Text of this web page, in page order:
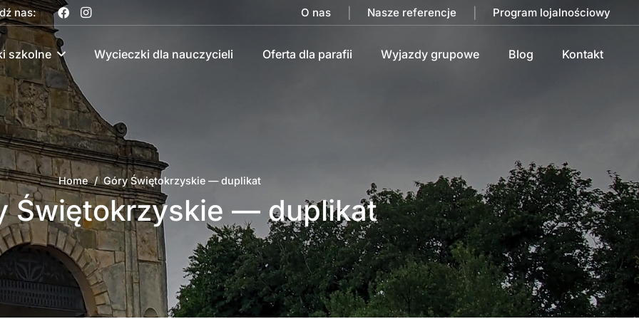
nas: O nas Nasze referencje Program lojalnościowy
szkolne Wycieczki dla nauczycieli Oferta dla parafii Wyjazdy grupowe Blog Kontakt
Home / Góry Świętokrzyskie — duplikat
Świętokrzyskie — duplikat